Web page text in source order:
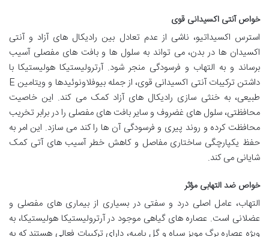
خواص آنتی اکسیدانی قوی
استرس اکسیداتیو، ناشی از عدم تعادل بین رادیکال های آزاد و آنتی
اکسیدان ها در بدن، می تواند به سلول ها و بافت های مفصلی آسیب
برساند و به التهاب و فرسودگی منجر شود. آرترولیستیکا هولیستیکا با
داشتن ترکیبات آنتی اکسیدانی قوی، از جمله بیوفلاونوئیدها و ویتامین E
طبیعی، به خنثی سازی رادیکال های آزاد کمک می کند. این خاصیت
محافظتی، سلول های غضروف و سایر بافت های مفصلی را در برابر تخریب
محافظت کرده و روند پیری و فرسودگی آن ها را کند می سازد. این امر به
حفظ یکپارچگی ساختاری مفاصل و کاهش خطر آسیب های آتی کمک
شایانی می کند.
خواص ضد التهابی مؤثر
التهاب، عامل اصلی درد و سفتی در بسیاری از بیماری های مفصلی و
عضلانی است. عصاره های گیاهی موجود در آرترولیستیکا هولیستیکا، به
ویژه عصاره برگ مویز سیاه و گل بامیه، دارای ترکیبات فعالی هستند که به